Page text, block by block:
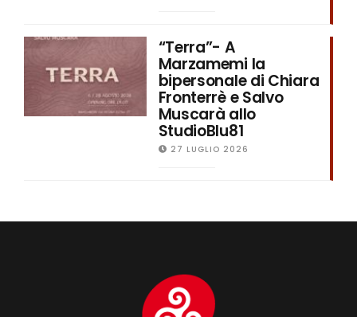
“Terra”- A
Marzamemi la
bipersonale di Chiara
Fronterrè e Salvo
Muscarà allo
StudioBlu81
27 LUGLIO 2026